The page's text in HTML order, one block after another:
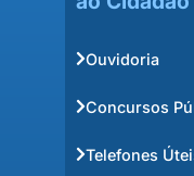
Ouvidoria
Concursos
Telefones